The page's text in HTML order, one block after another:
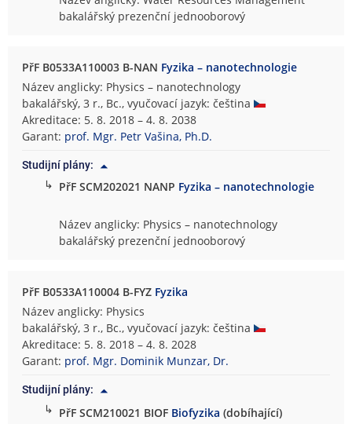
bakalářský prezenční jednooborový
PřF B0533A110003 B-NAN Fyzika – nanotechnologie
Název anglicky: Physics – nanotechnology
bakalářský, 3 r., Bc., vyučovací jazyk: čeština
Akreditace: 5. 8. 2018 – 4. 8. 2038
Garant: prof. Mgr. Petr Vašina, Ph.D.
Studijní plány:
↳ PřF SCM202021 NANP Fyzika – nanotechnologie
Název anglicky: Physics – nanotechnology
bakalářský prezenční jednooborový
PřF B0533A110004 B-FYZ Fyzika
Název anglicky: Physics
bakalářský, 3 r., Bc., vyučovací jazyk: čeština
Akreditace: 5. 8. 2018 – 4. 8. 2028
Garant: prof. Mgr. Dominik Munzar, Dr.
Studijní plány:
↳ PřF SCM210021 BIOF Biofyzika (dobíhající)